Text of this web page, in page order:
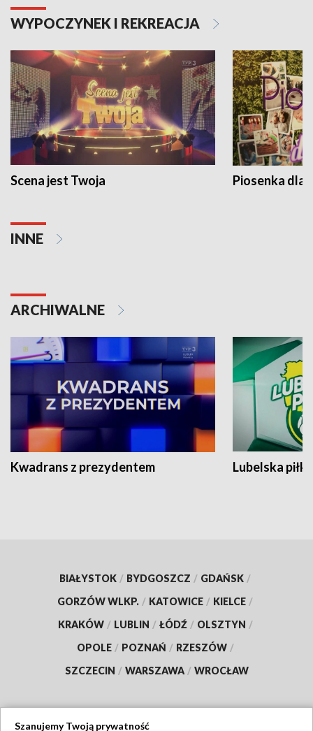
WYPOCZYNEK I REKREACJA
Scena jest Twoja Piosenka dla
INNE
ARCHIWALNE
Kwadrans z prezydentem Lubelska piłka
BIAŁYSTOK / BYDGOSZCZ / GDAŃSK /
GORZÓW WLKP. / KATOWICE / KIELCE /
KRAKÓW / LUBLIN / ŁÓDŹ / OLSZTYN /
OPOLE / POZNAŃ / RZESZÓW /
SZCZECIN / WARSZAWA / WROCŁAW
Szanujemy Twoją prywatność